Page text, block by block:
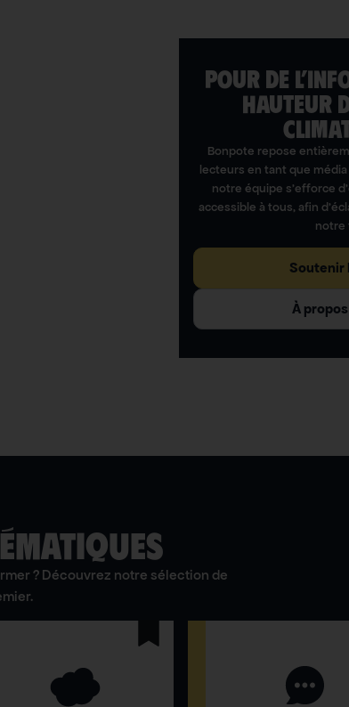
POUR DE
HAUTEUR
Bonpote repose
lecteurs en tant que
notre équipe s’efforce
accessible à tous, afin
notre
Soutenir
À
? Découvrez notre sélection de